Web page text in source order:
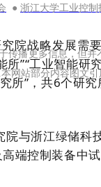
院战略发展需
所”“工业智能研
所”，共6个研
院与浙江绿储科
端控制装备中
● 浙江大学工业控
传播更多信息，但
站部分内容图文